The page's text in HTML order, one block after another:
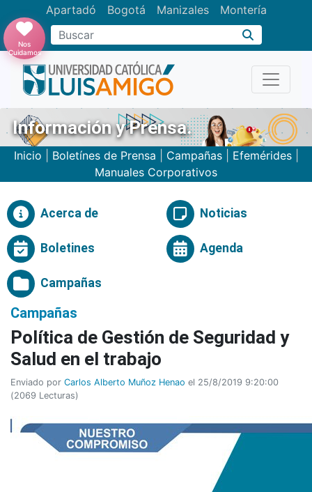
Apartadó Bogotá Manizales Montería
Buscar
Nos
Cuidamos
Información y Prensa.
Inicio Boletínes de Prensa Campañas| Efemérides|
Manuales Corporativos
Acerca de Noticias
Boletines Agenda
Campañas
Campañas
Política de Gestión de Seguridad y
Salud en el trabajo
Enviado por Carlos Alberto Muñoz Henao el 25/8/2019 9:20:00
(2069 Lecturas)